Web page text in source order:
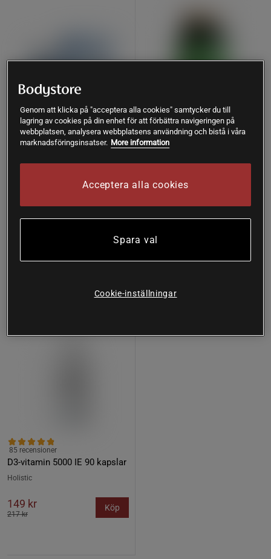
LactoVitalis Pro 30 kapslar
197 kr
Magnesium 375 mg 100
Lägsta pris
Köp
D3-vitamin 5000 IE 90 kapslar
85 recensioner
Holistic
149 kr
217 kr
Köp
Genom att klicka på "acceptera alla cookies" samtycker du till
lagring av cookies på din enhet för att förbättra navigeringen på
webbplatsen, analysera webbplatsens användning och bistå i våra
marknadsföringsinsatser. More information
Acceptera alla cookies
Spara val
Cookie-inställningar